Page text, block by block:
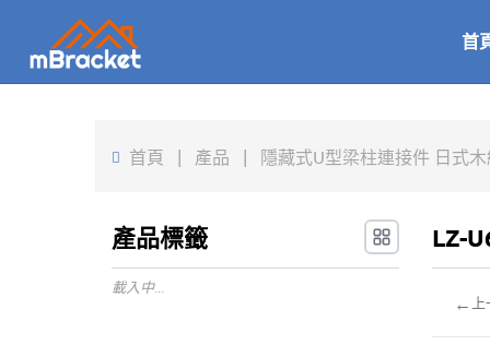
首
首頁 | 產品 | 隱藏式U型梁柱連接件 日式
LZ-
←
產品標籤
載入中...